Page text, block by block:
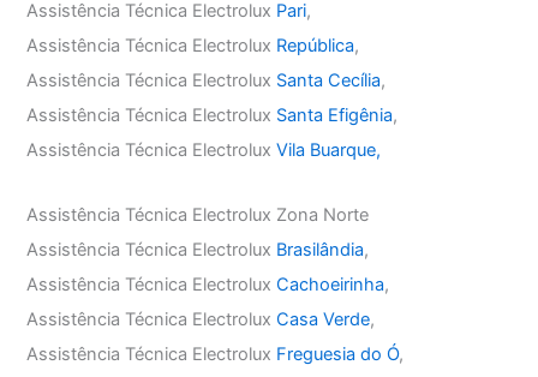
Assistência Técnica Electrolux Pari,
Assistência Técnica Electrolux República,
Assistência Técnica Electrolux Santa Cecília,
Assistência Técnica Electrolux Santa Efigênia,
Assistência Técnica ElectroluxVila Buarque,
Assistência Técnica Electrolux Zona Norte
Assistência Técnica Electrolux Brasilândia,
Assistência Técnica ElectroluxCachoeirinha,
Assistência Técnica ElectroluxCasa Verde,
Assistência Técnica Electrolux Freguesia do Ó,